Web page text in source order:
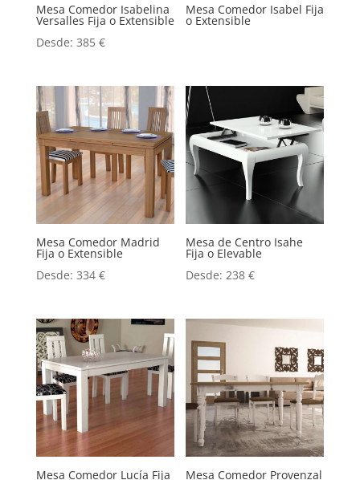
Mesa Comedor Isabelina
Versalles Fija o Extensible
Desde: 385 €
Mesa Comedor Isabel Fija
o Extensible
Mesa Comedor Madrid
Fija o Extensible
Desde: 334 €
Mesa de Centro Isahe
Fija o Elevable
Desde:238€
Mesa Comedor Lucía Fija Mesa Comedor Provenzal